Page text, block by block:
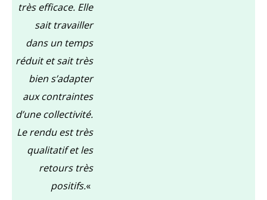
très efficace. Elle
sait travailler
dans un temps
réduit et sait très
bien s’adapter
aux contraintes
d’une collectivité.
Le rendu est très
qualitatif et les
retours très
positifs.«